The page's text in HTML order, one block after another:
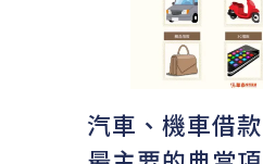
汽車、機車借